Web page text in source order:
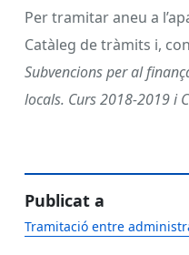
Per tramitar aneu a
Catàleg de tràmits i,
Subvencions per al
locals. Curs 2018-2019 i
Publicat a
Tramitació entre